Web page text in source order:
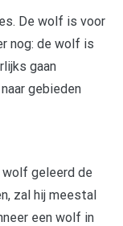
De wolf is voor
nog: de wolf is
gaan
gebieden
wolf geleerd de
zal hij meestal
een wolf in